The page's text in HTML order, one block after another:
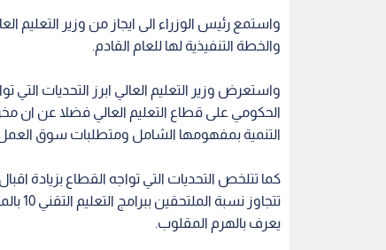
واستمع رئيس الوزراء الى ايجاز من وزير التعليم
والخطة التنفيذية لها للعام القادم.
واستعرض وزير التعليم العالي ابرز التحديات التي
الحكومي على قطاع التعليم العالي فضلا عن ان
التنمية بمفهومها الشامل ومتطلبات سوق
كما تتلخص التحديات التي تواجه القطاع بزيادة
يعرف بالهرم المقلوب.